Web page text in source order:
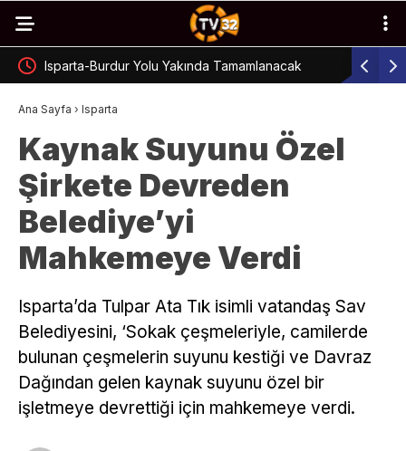
Isparta-Burdur Yolu Yakında Tamamlanacak
Ana Sayfa › Isparta
Kaynak Suyunu Özel
Şirkete Devreden
Belediye’yi
Mahkemeye Verdi
Isparta’da Tulpar Ata Tık isimli vatandaş Sav
Belediyesini, ‘Sokak çeşmeleriyle, camilerde
bulunan çeşmelerin suyunu kestiği ve Davraz
Dağından gelen kaynak suyunu özel bir
işletmeye devrettiği için mahkemeye verdi.